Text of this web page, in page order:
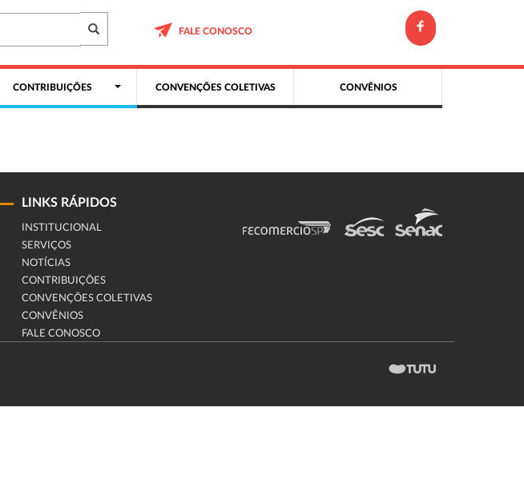
FALE CONOSCO
CONTRIBUIÇÕES CONVENÇÕES COLETIVAS CONVÊNIOS
LINKS RÁPIDOS
INSTITUCIONAL
SERVIÇOS
NOTÍCIAS
CONTRIBUIÇÕES
CONVENÇÕES COLETIVAS
CONVÊNIOS
FALE CONOSCO